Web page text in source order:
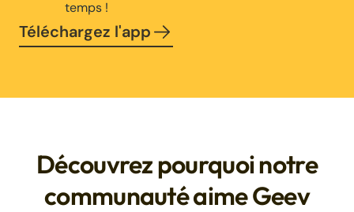
temps !
Téléchargez l'app
Découvrez pourquoi notre
communauté aime Geev